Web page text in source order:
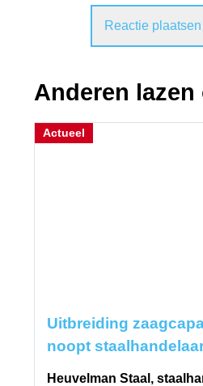
Anderen lazen
Actueel
Uitbreiding
noopt
Heuvelman Staal,